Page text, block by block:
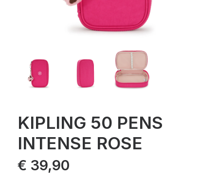
KIPLING 50 PENS
INTENSE ROSE
€ 39,90